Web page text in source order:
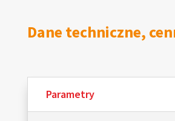
Dane techniczne,
Parametry